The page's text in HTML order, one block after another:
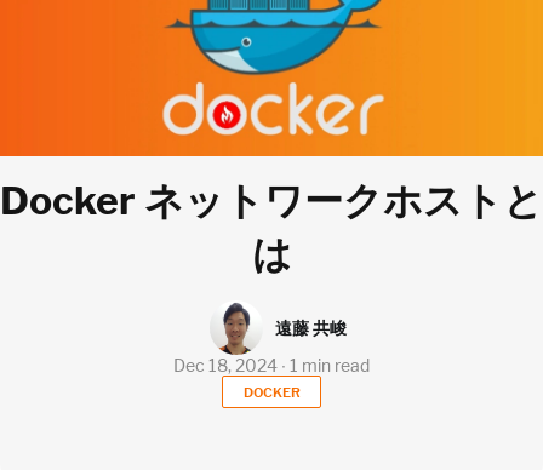
Docker ネットワークホストと
は
DOCKER
Dec 18, 2024 ∙ 1 min read
遠藤 共峻